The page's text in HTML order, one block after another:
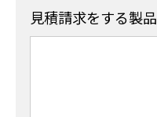
見積請求をする製品